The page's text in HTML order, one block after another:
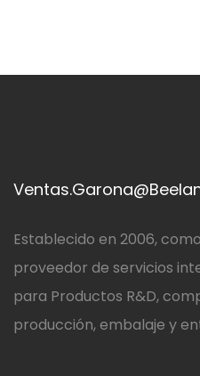
Establecido en 2006, como
proveedor de servicios
para Productos R&D,
producción, embalaje y